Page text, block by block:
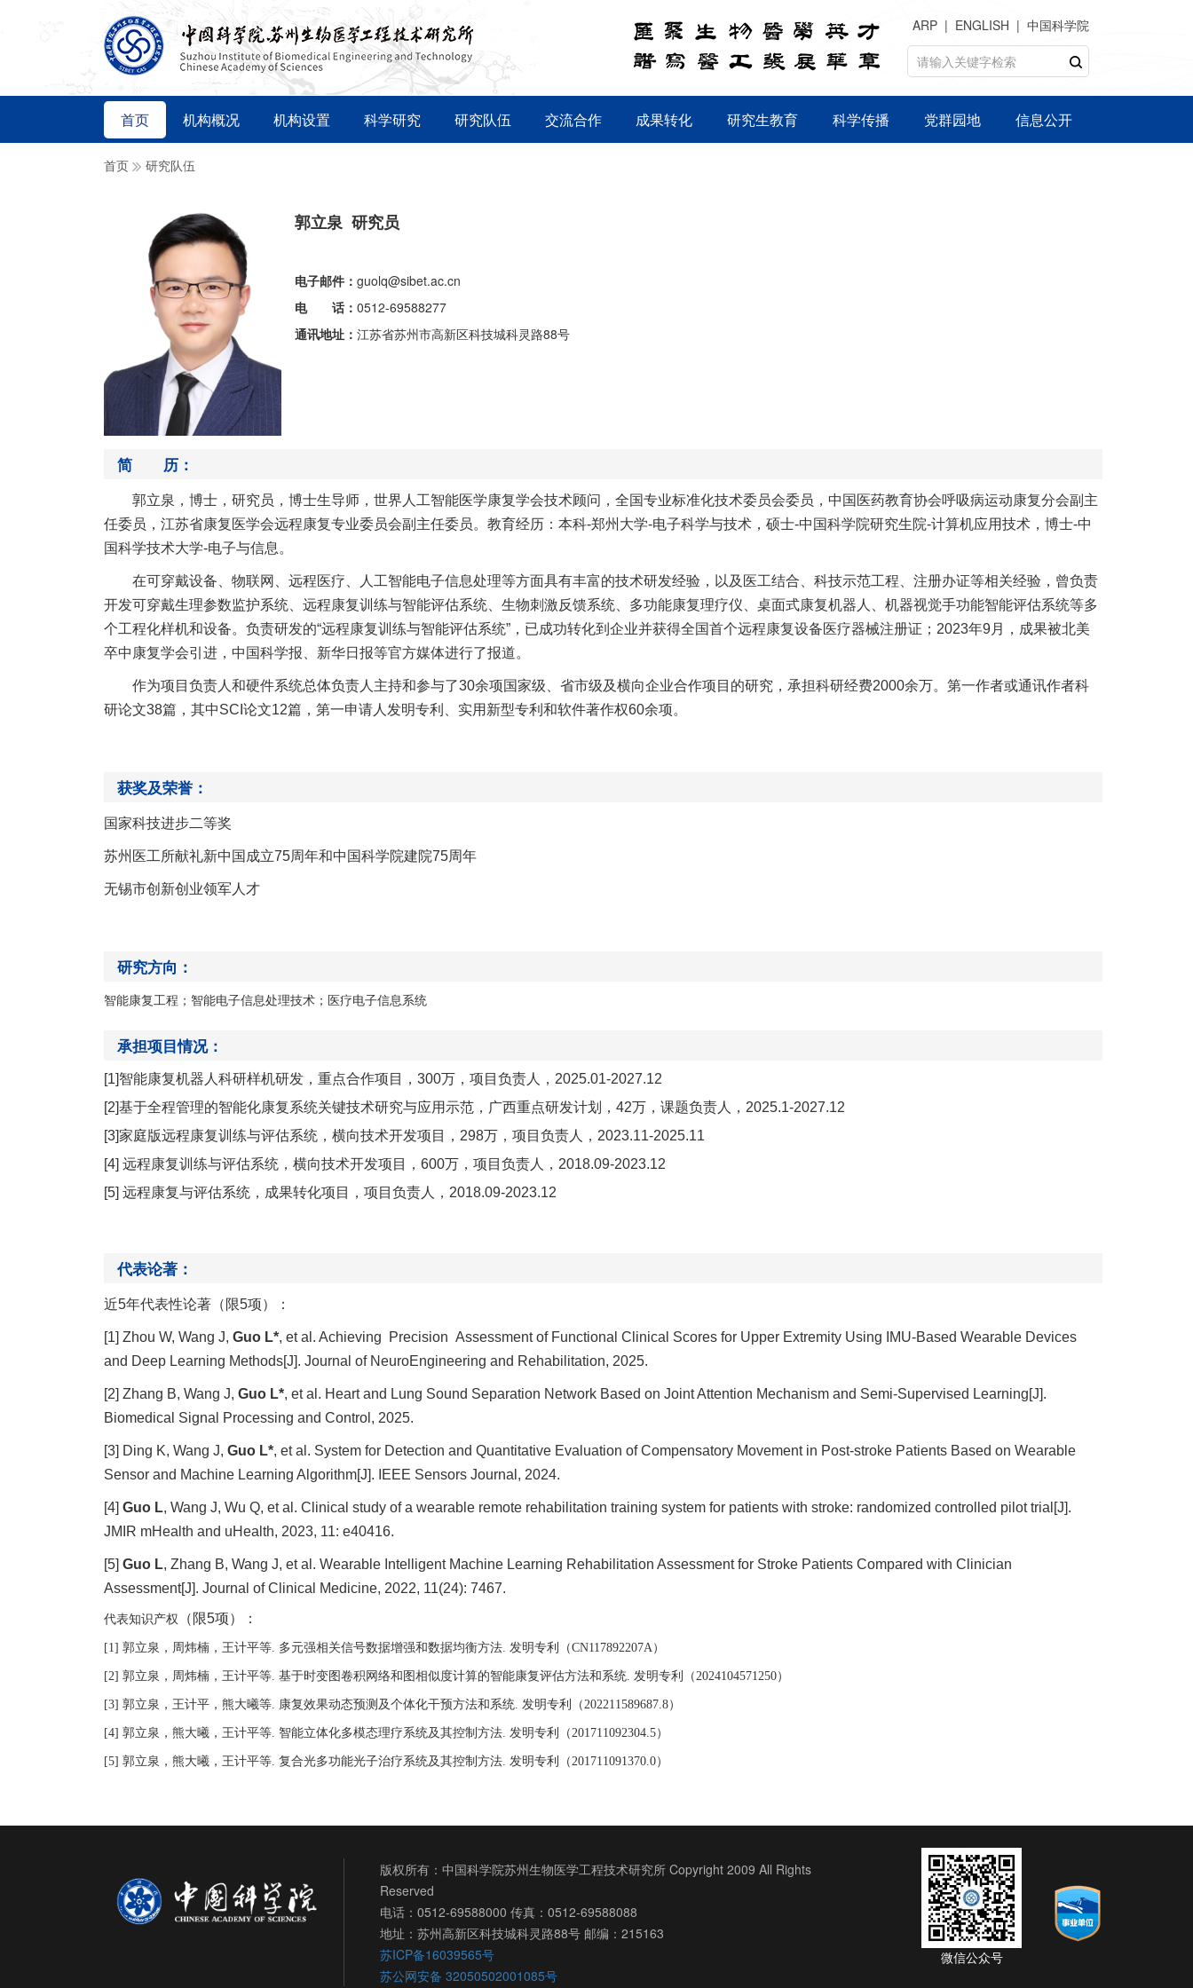
ARP ENGLISH 中国科学院
首页 机构概况 机构设置 科学研究 研究队伍 交流合作 成果转化 研究生教育 科学传播 党群园地 信息公开
首页 研究队伍
郭立泉 研究员
电子邮件： guolq@sibet.ac.cn
电 话： 0512-69588277
通讯地址： 江苏省苏州市高新区科技城科灵路88号
简 历：
郭立泉，博士，研究员，博士生导师，世界人工智能医学康复学会技术顾问，全国专业标准化技术委员会委员，中国医药教育协会呼吸病运动康复分会副主
任委员，江苏省康复医学会远程康复专业委员会副主任委员。教育经历：本科-郑州大学-电子科学与技术，硕士-中国科学院研究生院-计算机应用技术，博士-中
国科学技术大学-电子与信息。
在可穿戴设备、物联网、远程医疗、人工智能电子信息处理等方面具有丰富的技术研发经验，以及医工结合、科技示范工程、注册办证等相关经验，曾负责
开发可穿戴生理参数监护系统、远程康复训练与智能评估系统、生物刺激反馈系统、多功能康复理疗仪、桌面式康复机器人、机器视觉手功能智能评估系统等多
个工程化样机和设备。负责研发的“远程康复训练与智能评估系统”，已成功转化到企业并获得全国首个远程康复设备医疗器械注册证； 2023年9月，成果被北美
卒中康复学会引进，中国科学报、新华日报等官方媒体进行了报道。
作为项目负责人和硬件系统总体负责人主持和参与了30余项国家级、省市级及横向企业合作项目的研究，承担科研经费2000余万。第一作者或通讯作者科
研论文38篇，其中SCI论文12篇，第一申请人发明专利、实用新型专利和软件著作权60余项。
获奖及荣誉：
国家科技进步二等奖
苏州医工所献礼新中国成立75周年和中国科学院建院75周年
无锡市创新创业领军人才
研究方向：
智能康复工程；智能电子信息处理技术；医疗电子信息系统
承担项目情况：
[1]智能康复机器人科研样机研发，重点合作项目，300万，项目负责人，2025.01-2027.12
[2]基于全程管理的智能化康复系统关键技术研究与应用示范，广西重点研发计划，42万，课题负责人，2025.1-2027.12
[3]家庭版远程康复训练与评估系统，横向技术开发项目，298万，项目负责人，2023.11-2025.11
[4] 远程康复训练与评估系统，横向技术开发项目，600万，项目负责人，2018.09-2023.12
[5] 远程康复与评估系统，成果转化项目，项目负责人，2018.09-2023.12
代表论著：
近5年代表性论著（限5项）：
[1] Zhou W, Wang J, Guo L*, et al. Achieving Precision Assessment of Functional Clinical Scores for Upper Extremity Using IMU-Based Wearable Devices
and Deep Learning Methods[J]. Journal of NeuroEngineering and Rehabilitation, 2025.
[2] Zhang B, Wang J, Guo L*, et al. Heart and Lung Sound Separation Network Based on Joint Attention Mechanism and Semi-Supervised Learning[J].
Biomedical Signal Processing and Control, 2025.
[3] Ding K, Wang J, Guo L*, et al. System for Detection and Quantitative Evaluation of Compensatory Movement in Post-stroke Patients Based on Wearable
Sensor and Machine Learning Algorithm[J]. IEEE Sensors Journal, 2024.
[4] Guo L, Wang J, Wu Q, et al. Clinical study of a wearable remote rehabilitation training system for patients with stroke: randomized controlled pilot trial[J].
JMIR mHealth and uHealth, 2023, 11: e40416.
[5] Guo L, Zhang B, Wang J, et al. Wearable Intelligent Machine Learning Rehabilitation Assessment for Stroke Patients Compared with Clinician
Assessment[J]. Journal of Clinical Medicine, 2022, 11(24): 7467.
代表知识产权 （限5项）：
[1] 郭立泉，周炜楠，王计平等. 多元强相关信号数据增强和数据均衡方法. 发明专利（CN117892207A）
[2] 郭立泉，周炜楠，王计平等. 基于时变图卷积网络和图相似度计算的智能康复评估方法和系统. 发明专利（2024104571250）
[3] 郭立泉，王计平，熊大曦等. 康复效果动态预测及个体化干预方法和系统. 发明专利（202211589687.8）
[4] 郭立泉，熊大曦，王计平等. 智能立体化多模态理疗系统及其控制方法. 发明专利（201711092304.5）
[5] 郭立泉，熊大曦，王计平等. 复合光多功能光子治疗系统及其控制方法. 发明专利（201711091370.0）
版权所有：中国科学院苏州生物医学工程技术研究所 Copyright 2009 All Rights
Reserved
电话：0512-69588000 传真：0512-69588088
地址：苏州高新区科技城科灵路88号 邮编：215163
苏ICP备16039565号
苏公网安备 32050502001085号
微信公众号